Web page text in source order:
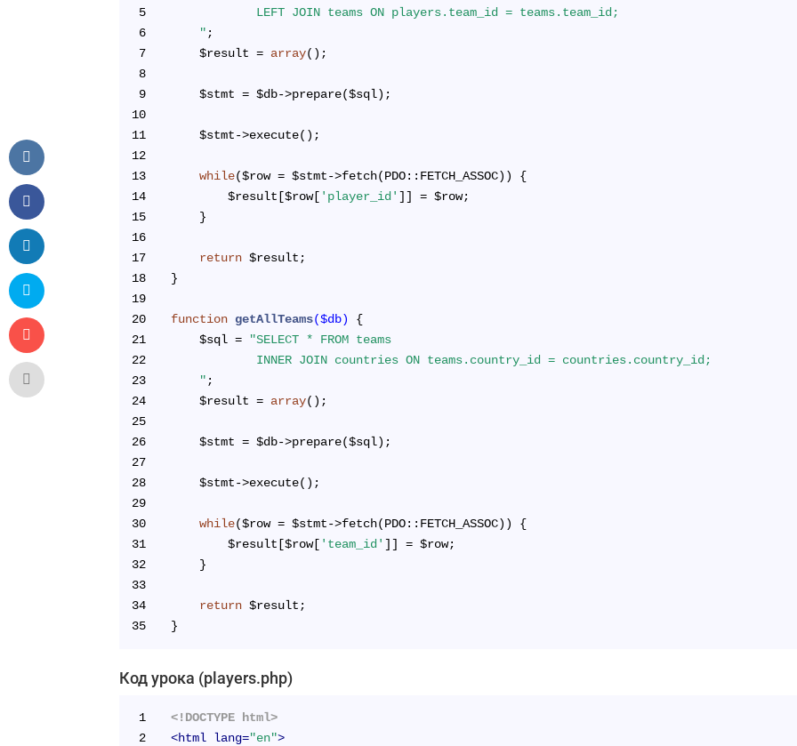
5
			LEFT JOIN teams ON players.team_id = teams.team_id;
6
	"
;
7
	$result =
array();
8
9
	$stmt = $db->prepare($sql);
10
11
	$stmt->execute();
12
13
while($row = $stmt->fetch(PDO::FETCH_ASSOC)) {
14
		$result[$row[
'player_id' ]] = $row;
15
	}
16
17
return $result;
18
}
19
20
function getAllTeams($db)
{
21
	$sql =
"SELECT * FROM teams
22
			INNER JOIN countries ON teams.country_id = countries.country_id;
23
	"
;
24
	$result =
array();
25
26
	$stmt = $db->prepare($sql);
27
28
	$stmt->execute();
29
30
while($row = $stmt->fetch(PDO::FETCH_ASSOC)) {
31
		$result[$row[
'team_id' ]] = $row;
32
	}
33
34
return $result;
35
}
Код урока (players.php)
1
<!DOCTYPE html>
2
<html lang="en">